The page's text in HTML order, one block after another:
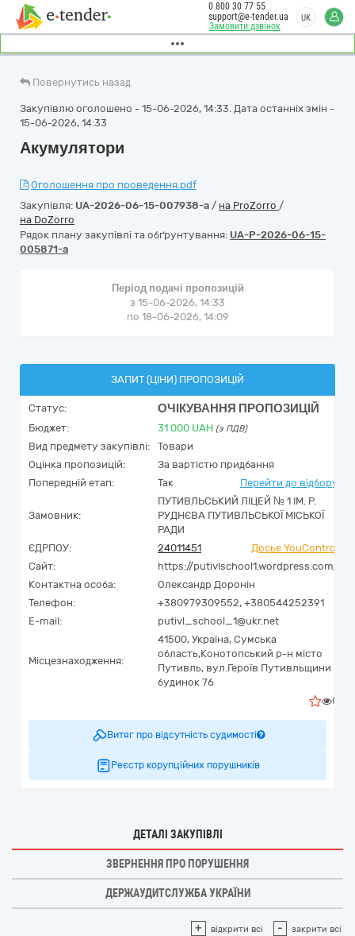
Замовити дзвінок
0 800 30 77 55
support@e-tender.ua
UK
Повернутись назад
Закупівлю оголошено - 15-06-2026, 14:33. Дата останніх змін -
15-06-2026, 14:33
Акумулятори
Оголошення про проведення.pdf
Закупівля: UA-2026-06-15-007938-a / на ProZorro /
на DoZorro
Рядок плану закупівлі та обґрунтування: UA-P-2026-06-15-
005871-a
Період подачі пропозицій
з 15-06-2026, 14:33
по 18-06-2026, 14:09
ЗАПИТ (ЦІНИ) ПРОПОЗИЦІЙ
Статус: ОЧІКУВАННЯ ПРОПОЗИЦІЙ
Бюджет: 31 000 UAH (з ПДВ)
Вид предмету закупівлі:
Товари
Оцінка пропозицій:
За вартістю придбання
Попередній етап:
Так Перейти до відбору
Замовник:
ПУТИВЛЬСЬКИЙ ЛІЦЕЙ № 1 ІМ. Р.
РУДНЄВА ПУТИВЛЬСЬКОЇ МІСЬКОЇ
РАДИ
ЄДРПОУ:
24011451
Досьє YouControl
Сайт:
https://putivlschool1.wordpress.com/
Контактна особа:
Олександр Доронін
Телефон:
+380979309552, +380544252391
E-mail:
putivl_school_1@ukr.net
Місцезнаходження:
41500, Україна, Сумська
область,Конотопський р-н місто
Путивль, вул.Героїв Путивльщини
будинок 76
0
Витяг про відсутність судимості
Реєстр корупційних порушників
ДЕТАЛІ ЗАКУПІВЛІ
ЗВЕРНЕННЯ ПРО ПОРУШЕННЯ
ДЕРЖАУДИТСЛУЖБА УКРАЇНИ
+ відкрити всі - закрити всі